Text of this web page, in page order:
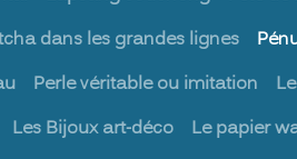
dans les grandes lignes
Perle véritable ou imitation
Les Bijoux art-déco Le papier